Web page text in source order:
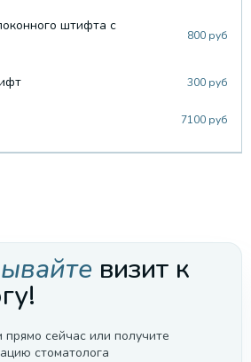
штифта с
800 руб
300 руб
7100 руб
визит к
сейчас или получите
стоматолога